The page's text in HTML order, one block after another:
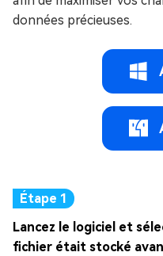
données précieuses.
Lancez le logiciel et
fichier était stocké